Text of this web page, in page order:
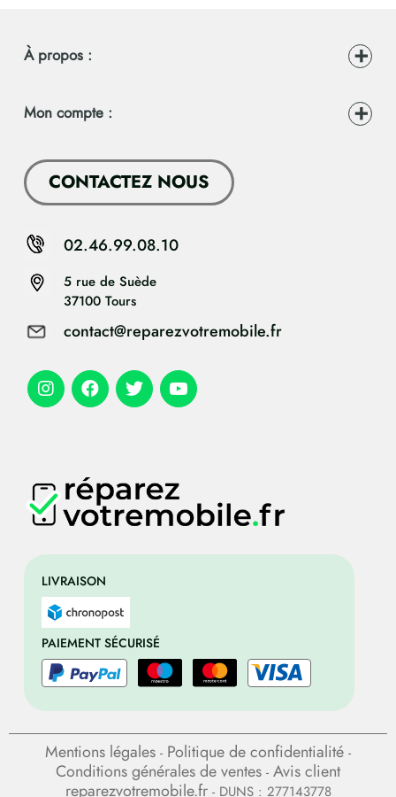
LIVRAISON
PAIEMENT SÉCURISÉ
À propos :
Mon compte :
CONTACTEZ NOUS
5 rue de Suède
37100 Tours
contact@reparezvotremobile.fr
02.46.99.08.10
Mentions légales - Politique de confidentialité -
Conditions générales de ventes - Avis client
reparezvotremobile.fr- DUNS : 277143778